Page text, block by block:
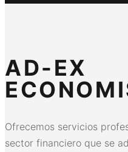
AD-EX
Ofrecemos servicios
sector financiero que se